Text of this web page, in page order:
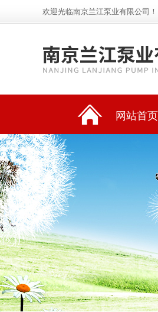
欢迎光临南京兰江泵业有限公司！
网站首页